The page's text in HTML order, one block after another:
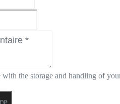
the storage and handling of